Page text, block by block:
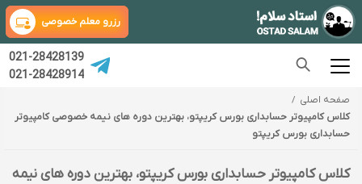
رزرو معلم خصوصی
021-28428139
021-28428914
صفحه اصلی
کلاس کامپیوتر حسابداری بورس کریپتو، بهترین دوره های نیمه خصوصی کامپیوتر
حسابداری بورس کریپتو
کلاس کامپیوتر حسابداری بورس کریپتو، بهترین دوره های نیمه